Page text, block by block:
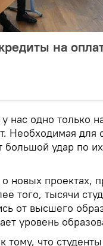
на
нас одно только
Необходимая для
большой удар по
новых проектах,
того, тысячи
от высшего
уровень
тому, что